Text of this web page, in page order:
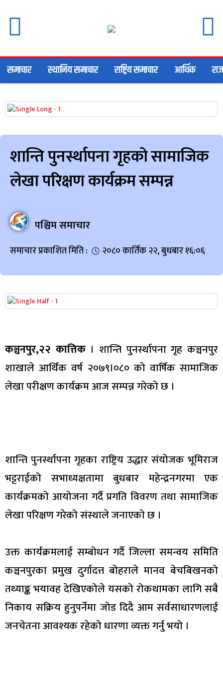
समाचार स्थानिय समाचार राष्ट्रिय समाचार आर्थिक
शान्ति पुनर्स्थापना गृहको सामाजिक
लेखा परिक्षण कार्यक्रम सम्पन्न
पश्चिम समाचार
समाचार प्रकाशित मिति : २०८० कार्तिक २२, बुधबार १६:०६
कञ्चनपुर,२२ कात्तिक। शान्ति पुनर्स्थापना गृह कञ्चनपुर
शाखाले आर्थिक वर्ष २०७९।०८० को वार्षिक सामाजिक
लेखा परीक्षण कार्यक्रम आज सम्पन्न गरेको छ ।
शान्ति पुनर्स्थापना गृहका राष्ट्रिय उद्धार संयोजक भूमिराज
भट्टराईको सभाध्यक्षतामा बुधबार महेन्द्रनगरमा एक
कार्यक्रमको आयोजना गर्दै प्रगति विवरण तथा सामाजिक
लेखा परिक्षण गरेको संस्थाले जनाएको छ ।
उक्त कार्यक्रमलाई सम्बोधन गर्दै जिल्ला समन्वय समिति
कञ्चनपुरका प्रमुख दुर्गादत्त बोहराले मानव बेचबिखनको
तथ्याङ्क भयावह देखिएकोले यसको रोकथामका लागि सबै
निकाय सक्रिय हुनुपर्नेमा जोड दिदै आम सर्वसाधारणलाई
जनचेतना आवश्यक रहेको धारणा व्यक्त गर्नु भयो ।